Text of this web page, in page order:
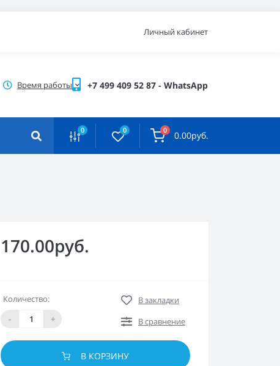
Личный кабинет
Время работы +7 499 409 52 87 - WhatsApp
0 0 0 0.00руб.
170.00руб.
Количество:
-
+
В закладки
В сравнение
В КОРЗИНУ